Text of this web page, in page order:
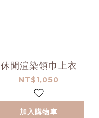
休閒渲染領巾上衣
NT$1,050
加入購物車